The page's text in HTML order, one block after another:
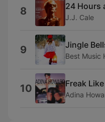
8 24 Hours
J.J. Cale
9 Jingle
Best Music
10 Freak
Adina